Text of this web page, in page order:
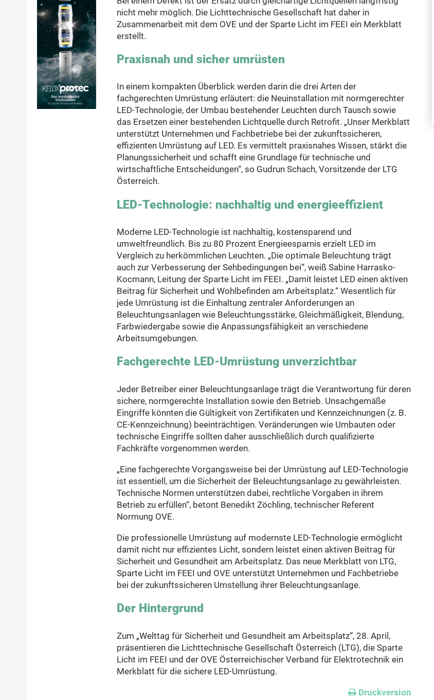
nicht mehr möglich. Die Lichttechnische Gesellschaft hat daher in
Zusammenarbeit mit dem OVE und der Sparte Licht im FEEI ein Merkblatt
erstellt.
Praxisnah und sicher umrüsten
In einem kompakten Überblick werden darin die drei Arten der
fachgerechten Umrüstung erläutert: die Neuinstallation mit normgerechter
LED-Technologie, der Umbau bestehender Leuchten durch Tausch sowie
das Ersetzen einer bestehenden Lichtquelle durch Retrofit. „Unser Merkblatt
unterstützt Unternehmen und Fachbetriebe bei der zukunftssicheren,
effizienten Umrüstung auf LED. Es vermittelt praxisnahes Wissen, stärkt die
Planungssicherheit und schafft eine Grundlage für technische und
wirtschaftliche Entscheidungen“, so Gudrun Schach, Vorsitzende der LTG
Österreich.
LED-Technologie: nachhaltig und energieeffizient
Moderne LED-Technologie ist nachhaltig, kostensparend und
umweltfreundlich. Bis zu 80 Prozent Energieesparnis erzielt LED im
Vergleich zu herkömmlichen Leuchten. „Die optimale Beleuchtung trägt
auch zur Verbesserung der Sehbedingungen bei“, weiß Sabine Harrasko-
Kocmann, Leitung der Sparte Licht im FEEI. „Damit leistet LED einen aktiven
Beitrag für Sicherheit und Wohlbefinden am Arbeitsplatz.“ Wesentlich für
jede Umrüstung ist die Einhaltung zentraler Anforderungen an
Beleuchtungsanlagen wie Beleuchtungsstärke, Gleichmäßigkeit, Blendung,
Farbwiedergabe sowie die Anpassungsfähigkeit an verschiedene
Arbeitsumgebungen.
Fachgerechte LED-Umrüstung unverzichtbar
Jeder Betreiber einer Beleuchtungsanlage trägt die Verantwortung für deren
sichere, normgerechte Installation sowie den Betrieb. Unsachgemäße
Eingriffe könnten die Gültigkeit von Zertifikaten und Kennzeichnungen (z. B.
CE-Kennzeichnung) beeinträchtigen. Veränderungen wie Umbauten oder
technische Eingriffe sollten daher ausschließlich durch qualifizierte
Fachkräfte vorgenommen werden.
„Eine fachgerechte Vorgangsweise bei der Umrüstung auf LED-Technologie
ist essentiell, um die Sicherheit der Beleuchtungsanlage zu gewährleisten.
Technische Normen unterstützen dabei, rechtliche Vorgaben in ihrem
Betrieb zu erfüllen“, betont Benedikt Zöchling, technischer Referent
Normung OVE.
Die professionelle Umrüstung auf modernste LED-Technologie ermöglicht
damit nicht nur effizientes Licht, sondern leistet einen aktiven Beitrag für
Sicherheit und Gesundheit am Arbeitsplatz. Das neue Merkblatt von LTG,
Sparte Licht im FEEI und OVE unterstützt Unternehmen und Fachbetriebe
bei der zukunftssicheren Umstellung ihrer Beleuchtungsanlage.
Der Hintergrund
Zum „Welttag für Sicherheit und Gesundheit am Arbeitsplatz“, 28. April,
präsentieren die Lichttechnische Gesellschaft Österreich (LTG), die Sparte
Licht im FEEI und der OVE Österreichischer Verband für Elektrotechnik ein
Merkblatt für die sichere LED-Umrüstung.
Druckversion